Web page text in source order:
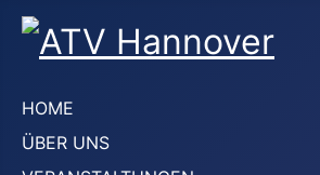
HOME
ÜBER UNS